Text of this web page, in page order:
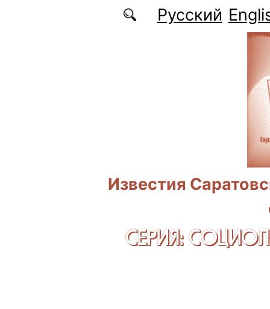
Перейти к основному содержаниюРусский
Известия
СЕРИЯ: